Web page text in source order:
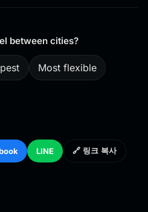
between cities?
Most flexible
LINE 🔗 링크 복사